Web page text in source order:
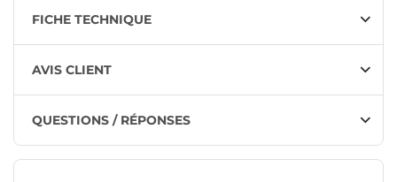
FICHE TECHNIQUE
AVIS CLIENT
QUESTIONS / RÉPONSES